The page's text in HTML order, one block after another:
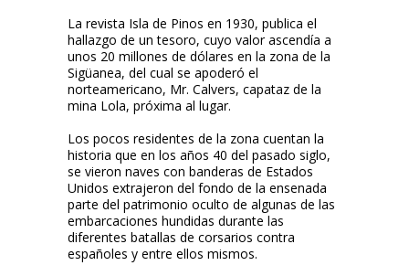
La revista Isla de Pinos en 1930, publica el
hallazgo de un tesoro, cuyo valor ascendía a
unos 20 millones de dólares en la zona de la
Sigüanea, del cual se apoderó el
norteamericano, Mr. Calvers, capataz de la
mina Lola, próxima al lugar.
Los pocos residentes de la zona cuentan la
historia que en los años 40 del pasado siglo,
se vieron naves con banderas de Estados
Unidos extrajeron del fondo de la ensenada
parte del patrimonio oculto de algunas de las
embarcaciones hundidas durante las
diferentes batallas de corsarios contra
españoles y entre ellos mismos.